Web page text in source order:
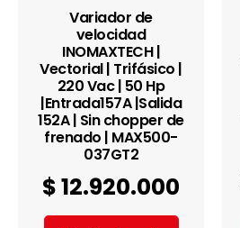
Variador de
velocidad
INOMAXTECH |
Vectorial | Trifásico |
220 Vac | 50 Hp
|Entrada157A |Salida
152A | Sin chopper de
frenado | MAX500-
037GT2
$12.920.000